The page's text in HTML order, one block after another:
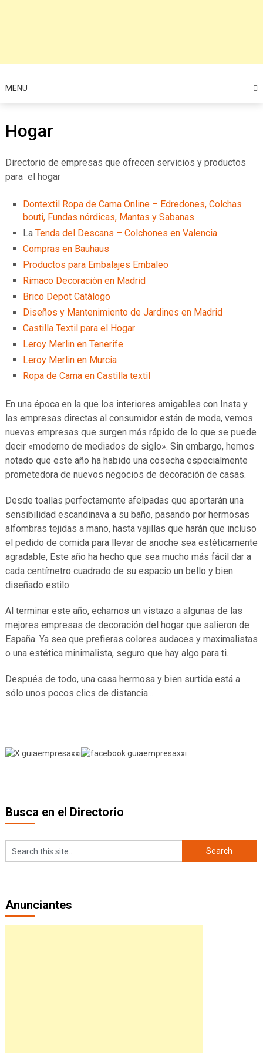
MENU
Hogar
Directorio de empresas que ofrecen servicios y productos
para el hogar
Dontextil Ropa de Cama Online – Edredones, Colchas
bouti, Fundas nórdicas, Mantas y Sabanas.
LaTenda del Descans – Colchones en Valencia
Compras en Bauhaus
Productos para Embalajes Embaleo
Rimaco Decoraciòn en Madrid
Brico Depot Catàlogo
Diseños y Mantenimiento de Jardines en Madrid
Castilla Textil para el Hogar
Leroy Merlin en Tenerife
Leroy Merlin en Murcia
Ropa de Cama en Castilla textil
En una época en la que los interiores amigables con Insta y
las empresas directas al consumidor están de moda, vemos
nuevas empresas que surgen más rápido de lo que se puede
decir «moderno de mediados de siglo». Sin embargo, hemos
notado que este año ha habido una cosecha especialmente
prometedora de nuevos negocios de decoración de casas.
Desde toallas perfectamente afelpadas que aportarán una
sensibilidad escandinava a su baño, pasando por hermosas
alfombras tejidas a mano, hasta vajillas que harán que incluso
el pedido de comida para llevar de anoche sea estéticamente
agradable, Este año ha hecho que sea mucho más fácil dar a
cada centímetro cuadrado de su espacio un bello y bien
diseñado estilo.
Al terminar este año, echamos un vistazo a algunas de las
mejores empresas de decoración del hogar que salieron de
España. Ya sea que prefieras colores audaces y maximalistas
o una estética minimalista, seguro que hay algo para ti.
Después de todo, una casa hermosa y bien surtida está a
sólo unos pocos clics de distancia…
Busca en el Directorio
Anunciantes